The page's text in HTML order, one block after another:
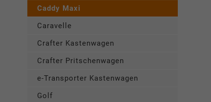
Caddy Maxi
Caravelle
Crafter Kastenwagen
Crafter Pritschenwagen
e-Transporter Kastenwagen
Golf